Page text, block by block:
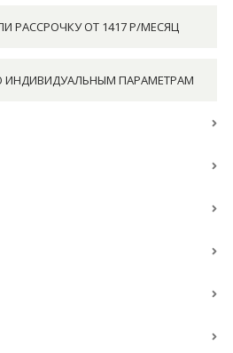
РАССРОЧКУ ОТ 1417 Р/МЕСЯЦ
ПАРАМЕТРАМ